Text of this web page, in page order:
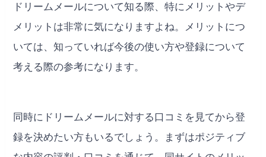
ドリームメールについて知る際、特にメリットやデ
メリットは非常に気になりますよね。メリットにつ
いては、知っていれば今後の使い方や登録について
考える際の参考になります。
同時にドリームメールに対する口コミを見てから登
録を決めたい方もいるでしょう。まずはポジティブ